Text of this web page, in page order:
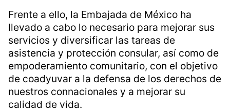
Frente a ello, la Embajada de México ha
llevado a cabo lo necesario para mejorar sus
servicios y diversificar las tareas de
asistencia y protección consular, así como de
empoderamiento comunitario, con el objetivo
de coadyuvar a la defensa de los derechos de
nuestros connacionales y a mejorar su
calidad de vida.